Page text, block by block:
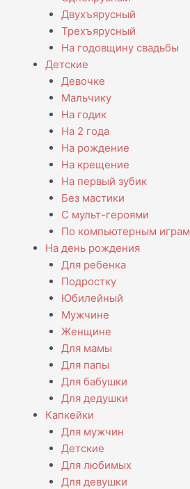
Двухъярусный
Трехъярусный
На годовщину свадьбы
Детские
Девочке
Мальчику
На годик
На 2 года
На рождение
На крещение
На первый зубик
Без мастики
С мульт-героями
По компьютерным играм
На день рождения
Для ребенка
Подростку
Юбилейный
Мужчине
Женщине
Для мамы
Для папы
Для бабушки
Для дедушки
Капкейки
Для мужчин
Детские
Для любимых
Для девушки